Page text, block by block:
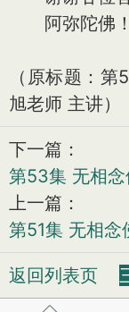
阿弥陀佛！
（原标题：
旭老师 主讲）
下一篇：
第53集 无相
上一篇：
第51集 无相念
返回列表页